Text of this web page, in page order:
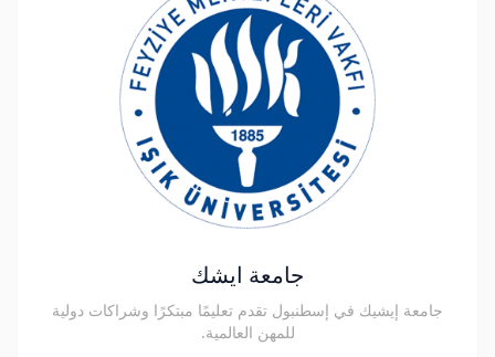
جامعة ايشك
جامعة إيشيك في إسطنبول تقدم تعليمًا مبتكرًا وشراكات دولية
للمهن العالمية.